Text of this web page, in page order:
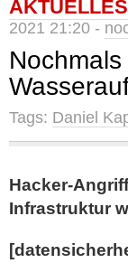
AKTUELLES
2021 21:20 -
Tags: Daniel
Hacker-
Infrastruktur